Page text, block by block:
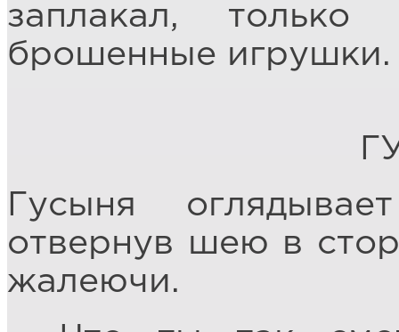
заплакал, только
брошенные игрушки.
Гусыня
отвернув шею в
жалеючи.